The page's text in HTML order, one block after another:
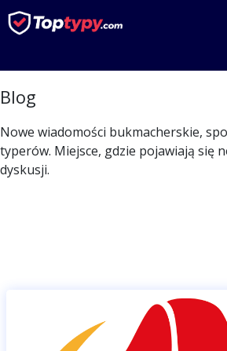
Blog
Nowe wiadomości bukmacherskie,
typerów. Miejsce, gdzie pojawiają się
dyskusji.